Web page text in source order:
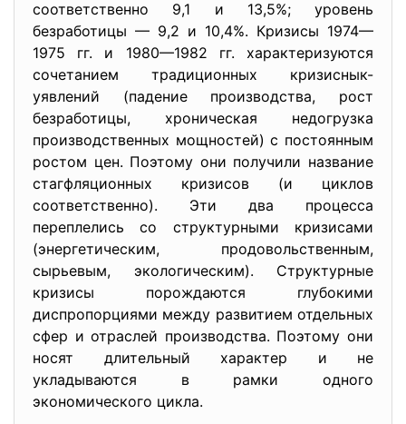
соответственно 9,1 и 13,5%; уровень
безработицы — 9,2 и 10,4%. Кризисы 1974—
1975 гг. и 1980—1982 гг. характеризуются
сочетанием традиционных кризиснык-
уявлений (падение производства, рост
безработицы, хроническая недогрузка
производственных мощностей) с постоянным
ростом цен. Поэтому они получили название
стагфляционных кризисов (и циклов
соответственно). Эти два процесса
переплелись со структурными кризисами
(энергетическим, продовольственным,
сырьевым, экологическим). Структурные
кризисы порождаются глубокими
диспропорциями между развитием отдельных
сфер и отраслей производства. Поэтому они
носят длительный характер и не
укладываются в рамки одного
экономического цикла.